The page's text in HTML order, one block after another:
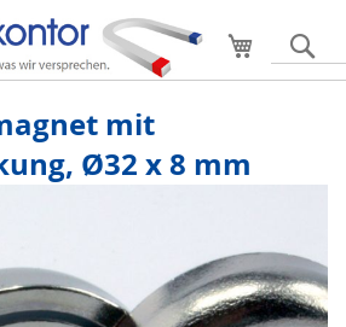
Mein
mit
Ø32 x 8 mm